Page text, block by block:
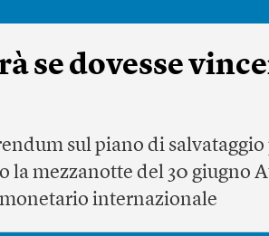
se dovesse
sul piano di
mezzanotte del 30 giugno
internazionale